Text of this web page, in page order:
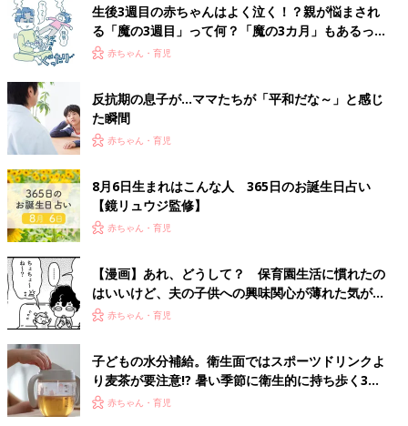
生後3週目の赤ちゃんはよく泣く！？親が悩まされ
る「魔の3週目」って何？「魔の3カ月」もあるって
本当？【専門家】
赤ちゃん・育児
反抗期の息子が...ママたちが「平和だな～」と感じ
た瞬間
赤ちゃん・育児
8月6日生まれはこんな人 365日のお誕生日占い
【鏡リュウジ監修】
赤ちゃん・育児
【漫画】あれ、どうして？ 保育園生活に慣れたの
はいいけど、夫の子供への興味関心が薄れた気がす
る……！『ふうふう子育て ＃91』
赤ちゃん・育児
子どもの水分補給。衛生面ではスポーツドリンクよ
り麦茶が要注意!? 暑い季節に衛生的に持ち歩く3つ
のコツとは？【専門家監修】
赤ちゃん・育児